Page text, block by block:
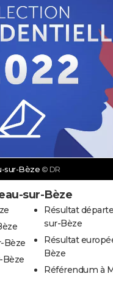
sur-Bèze © DR
sur-Bèze
Bèze
Bèze
Résultat
sur-Bèze
Résultat
Bèze
Référendum à